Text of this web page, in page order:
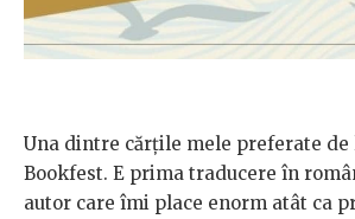
Una dintre cărțile mele preferate de
Bookfest. E prima traducere în
autor care îmi place enorm atât ca